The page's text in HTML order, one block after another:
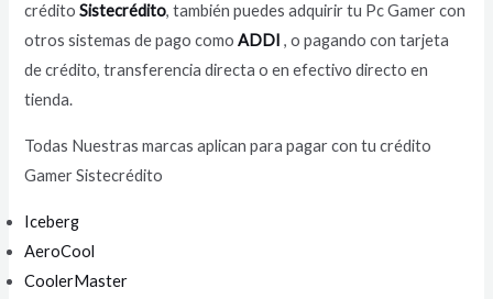
créditoSistecrédito, también puedes adquirir tu Pc Gamer con
otros sistemas de pago como ADDI , o pagando con tarjeta
de crédito, transferencia directa o en efectivo directo en
tienda.
Todas Nuestras marcas aplican para pagar con tu crédito
Gamer Sistecrédito
Iceberg
AeroCool
CoolerMaster